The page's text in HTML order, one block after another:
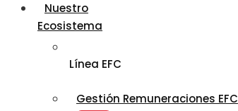
Nuestro
Ecosistema
Línea EFC
Gestión Remuneraciones EFC